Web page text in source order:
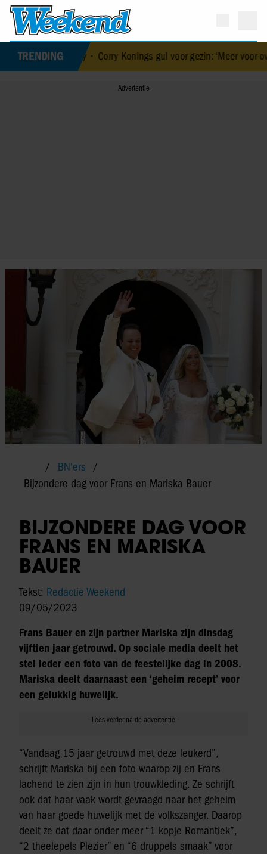
TRENDING
baby • Corry Konings gul voor gezin: ‘Meer voor over dan voor
BN'ers
Bijzondere dag voor Frans en Mariska Bauer
BIJZONDERE DAG VOOR
FRANS EN MARISKA
BAUER
Tekst: Redactie Weekend
09/05/2023
Frans Bauer en zijn partner Mariska zijn dinsdag
vijftien jaar getrouwd. Op sociale media deelt het
stel ieder een foto van de feestelijke dag in 2008.
Mariska deelt daarnaast een ‘geheim recept’ voor
een gelukkig huwelijk.
“Vandaag 15 jaar getrouwd met deze leukerd”,
schrijft Mariska bij een foto waarop zij en Frans
lachend te zien zijn in hun trouwkleding. Ze schrijft
ook dat haar vaak wordt gevraagd naar het geheim
van haar goede huwelijk met de volkszanger. Daarop
deelt ze dat daar onder meer “1 kopje Romantiek”,
“2 theelepels Plezier” en “6 druppels smaak” voor